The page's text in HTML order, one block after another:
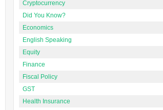
Cryptocurrency
Did You Know?
Economics
English Speaking
Equity
Finance
Fiscal Policy
GST
Health Insurance